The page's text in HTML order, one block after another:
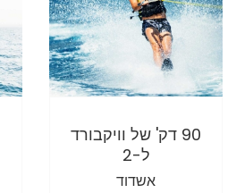
90 דק' של וויקבורד
ל-2
אשדוד